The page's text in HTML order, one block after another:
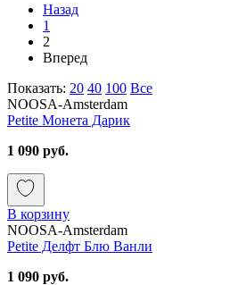
Назад
1
2
Вперед
Показать: 20 40 100 Все
NOOSA-Amsterdam
Petite Монета Дарик
1 090 руб.
В корзину
NOOSA-Amsterdam
Petite Делфт Блю Ванли
1 090 руб.